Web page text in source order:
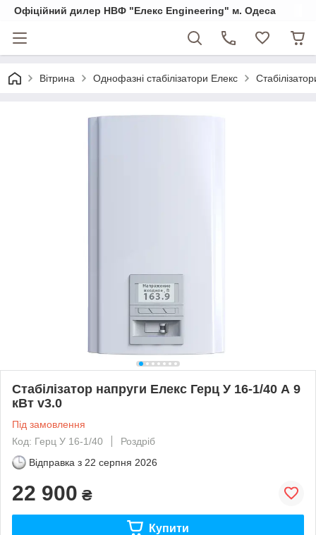
Офіційний дилер НВФ "Елекс Engineering" м. Одеса
Вітрина Однофазні стабілізатори Елекс
Стабілізатор напруги Елекс Герц У 16-1/40 А 9
кВт v3.0
Під замовлення
Код: Герц У 16-1/40
Роздріб
Відправка з 22 серпня 2026
22 900 ₴
Купити